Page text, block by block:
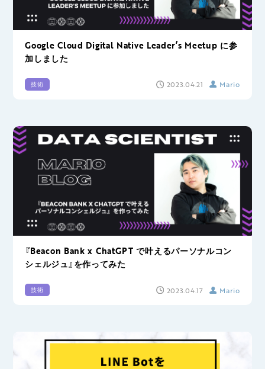
Google Cloud Digital Native Leader’s Meetup に参
加しました
技術 2023.04.21 Mario
『Beacon Bank x ChatGPT で叶えるパーソナルコン
シェルジュ』を作ってみた
技術 2023.04.17 Mario